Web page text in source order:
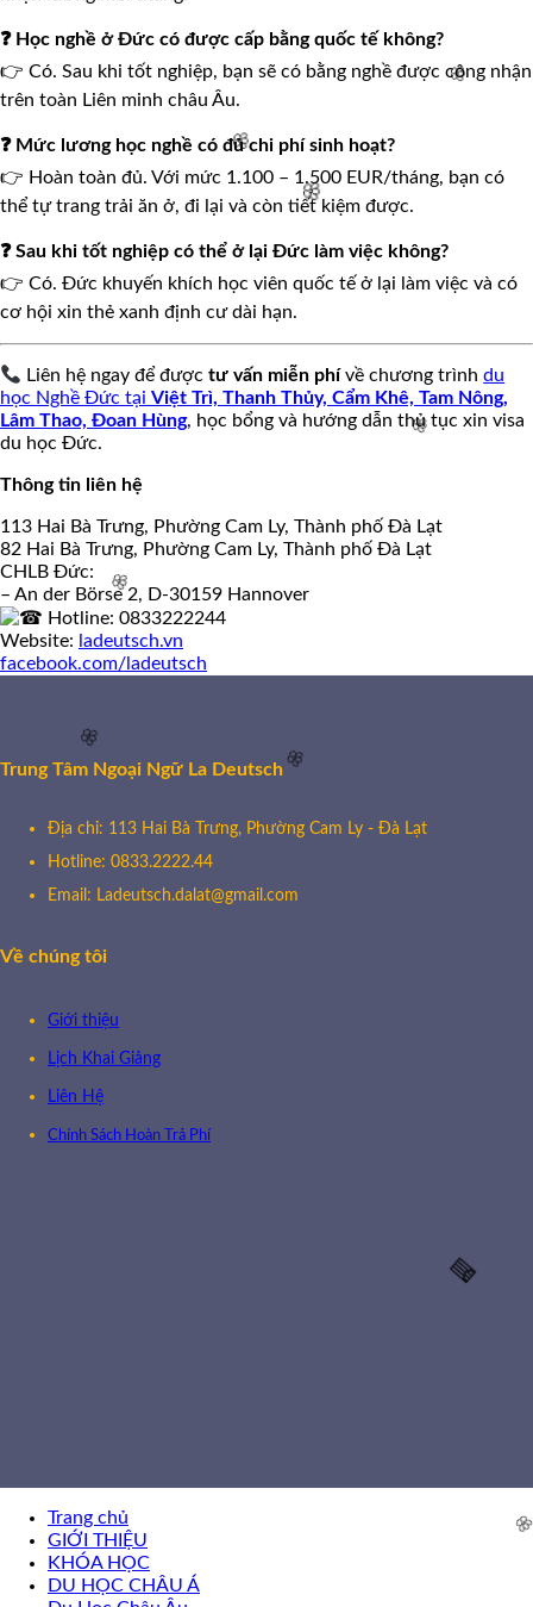
🌸
🌸
🌸
🌸
❓ Học nghề ở Đức có được cấp bằng quốc tế không?
👉 Có. Sau khi tốt nghiệp, bạn sẽ có bằng nghề được công nhận
trên toàn Liên minh châu Âu.
❓ Mức lương học nghề có đủ chi phí sinh hoạt?
👉 Hoàn toàn đủ. Với mức 1.100 – 1.500 EUR/tháng, bạn có
thể tự trang trải ăn ở, đi lại và còn tiết kiệm được.
❓ Sau khi tốt nghiệp có thể ở lại Đức làm việc không?
👉 Có. Đức khuyến khích học viên quốc tế ở lại làm việc và có
cơ hội xin thẻ xanh định cư dài hạn.
Liên hệ ngay để đượctư vấn miễn phívề chương trìnhdu
học Nghề Đức tại Việt Trì, Thanh Thủy, Cẩm Khê, Tam Nông,
Lâm Thao, Đoan Hùng, học bổng và hướng dẫn thủ tục xin visa
du học Đức.
Thông tin liên hệ
113 Hai Bà Trưng, Phường Cam Ly, Thành phố Đà Lạt
82 Hai Bà Trưng, Phường Cam Ly, Thành phố Đà Lạt
CHLB Đức:
– An der Börse 2, D-30159 Hannover
Hotline: 0833222244
Website: ladeutsch.vn
facebook.com/ladeutsch
Trung Tâm Ngoại Ngữ La Deutsch
Địa chỉ: 113 Hai Bà Trưng, Phường Cam Ly - Đà Lạt
Hotline: 0833.2222.44
Email: Ladeutsch.dalat@gmail.com
Về chúng tôi
Giới thiệu
Lịch Khai Giảng
Liên Hệ
Chính Sách Hoàn Trả Phí
Trang chủ
GIỚI THIỆU
KHÓA HỌC
DU HỌC CHÂU Á